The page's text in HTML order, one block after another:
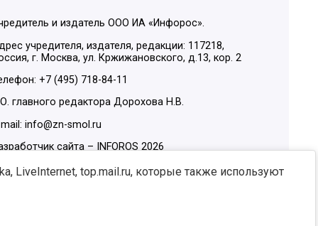
и издатель ООО ИА «Инфорос».
учредителя, издателя, редакции: 117218,
г. Москва, ул. Кржижановского, д.13, кор. 2
+7 (495) 718-84-11
главного редактора Дорохова Н.В.
info@zn-smol.ru
сайта –
INFOROS 2026
в социальных сетях:
LiveInternet, top.mail.ru, которые также используют